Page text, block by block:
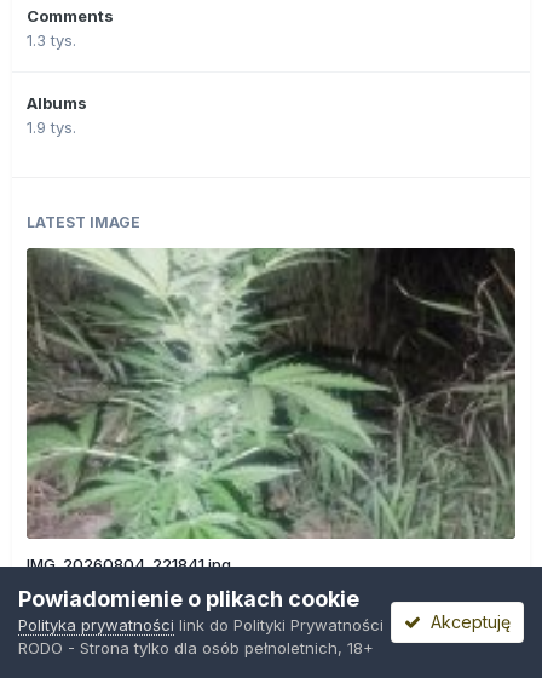
Comments
1.3 tys.
Albums
1.9 tys.
LATEST IMAGE
IMG_20260804_221841.jpg
Przez
zielony_porucznik Środa o 00:23
Powiadomienie o plikach cookie
Polityka prywatności link do Polityki Prywatności
RODO - Strona tylko dla osób pełnoletnich, 18+
Akceptuję